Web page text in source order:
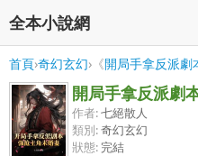
全本小說網
首頁›奇幻玄幻›《開局手拿反派劇
開局手拿反派劇
作者:七絕散人
類別:奇幻玄幻
狀態: 完結